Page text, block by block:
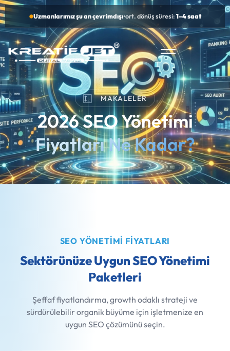
Uzmanlarımız şu an çevrimdışı•ort. dönüş süresi:1–4 saat
MAKALELER
2026 SEO Yönetimi
Fiyatları Ne Kadar?
SEO YÖNETIMI FIYATLARI
Sektörünüze Uygun SEO Yönetimi
Paketleri
Şeffaf fiyatlandırma, growth odaklı strateji ve
sürdürülebilir organik büyüme için işletmenize en
uygun SEO çözümünü seçin.